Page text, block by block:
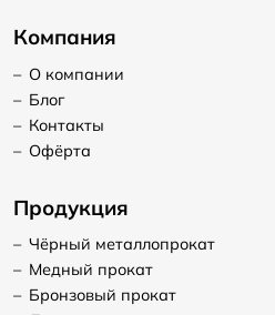
Компания
– О компании
– Блог
– Контакты
– Офёрта
Продукция
– Чёрный металлопрокат
– Медный прокат
– Бронзовый прокат